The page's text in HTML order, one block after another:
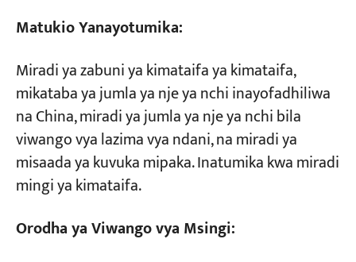
Matukio Yanayotumika:
Miradi ya zabuni ya kimataifa ya kimataifa,
mikataba ya jumla ya nje ya nchi inayofadhiliwa
na China, miradi ya jumla ya nje ya nchi bila
viwango vya lazima vya ndani, na miradi ya
misaada ya kuvuka mipaka. Inatumika kwa miradi
mingi ya kimataifa.
Orodha ya Viwango vya Msingi: